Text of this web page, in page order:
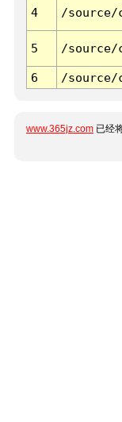
4 /source/
5 /source/
6 /source/
www.365jz.com 已经